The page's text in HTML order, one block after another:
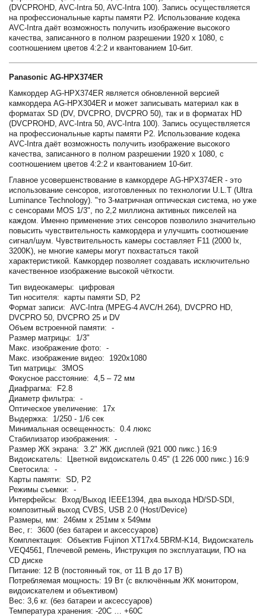
(DVCPROHD, AVC-Intra 50, AVC-Intra 100). Запись осуществляется
на профессиональные карты памяти Р2. Использование кодека
AVC-Intra даёт возможность получить изображение высокого
качества, записанного в полном разрешении 1920 х 1080, с
соотношением цветов 4:2:2 и квантованием 10-бит.
Panasonic AG-HPX374ER
Камкордер AG-HPX374ER является обновленной версией
камкордера AG-HPX304ER и может записывать материал как в
форматах SD (DV, DVCPRO, DVCPRO 50), так и в форматах HD
(DVCPROHD, AVC-Intra 50, AVC-Intra 100). Запись осуществляется
на профессиональные карты памяти Р2. Использование кодека
AVC-Intra даёт возможность получить изображение высокого
качества, записанного в полном разрешении 1920 х 1080, с
соотношением цветов 4:2:2 и квантованием 10-бит.
Главное усовершенствование в камкордере AG-HPX374ER - это
использование сенсоров, изготовленных по технологии U.L.T (Ultra
Luminance Technology). "то 3-матричная оптическая система, но уже
с сенсорами MOS 1/3", по 2,2 миллиона активных пикселей на
каждом. Именно применение этих сенсоров позволило значительно
повысить чувствительность камкордера и улучшить соотношение
сигнал/шум. Чувствительность камеры составляет F11 (2000 lx,
3200K), не многие камеры могут похвастаться такой
характеристикой. Камкордер позволяет создавать исключительно
качественное изображение высокой чёткости.
Тип видеокамеры: цифровая
Тип носителя: карты памяти SD, P2
Формат записи: AVC-Intra (MPEG-4 AVC/H.264), DVCPRO HD,
DVCPRO 50, DVCPRO 25 и DV
Объем встроенной памяти: -
Размер матрицы: 1/3"
Макс. изображение фото: -
Макс. изображение видео: 1920x1080
Тип матрицы: 3MOS
Фокусное расстояние: 4,5 – 72 мм
Диафрагма: F2.8
Диаметр фильтра: -
Оптическое увеличение: 17x
Выдержка: 1/250 - 1/6 сек
Минимальная освещенность: 0.4 люкс
Стабилизатор изображения: -
Размер ЖК экрана: 3.2" ЖК дисплей (921 000 пикс.) 16:9
Видоискатель: Цветной видоискатель 0.45" (1 226 000 пикс.) 16:9
Светосила: -
Карты памяти: SD, P2
Режимы съемки: -
Интерфейсы: Вход/Выход IEEE1394, два выхода HD/SD-SDI,
композитный выход CVBS, USB 2.0 (Host/Device)
Размеры, мм: 246мм х 251мм х 549мм
Вес, г: 3600 (без батареи и аксессуаров)
Комплектация: Объектив Fujinon XT17x4.5BRM-K14, Видоискатель
VEQ4561, Плечевой ремень, Инструкция по эксплуатации, ПО на
CD диске
Питание: 12 В (постоянный ток, от 11 В до 17 В)
Потребляемая мощность: 19 Вт (с включённым ЖК монитором,
видоискателем и объективом)
Вес: 3,6 кг. (без батареи и аксессуаров)
Температура хранения: -20C … +60C